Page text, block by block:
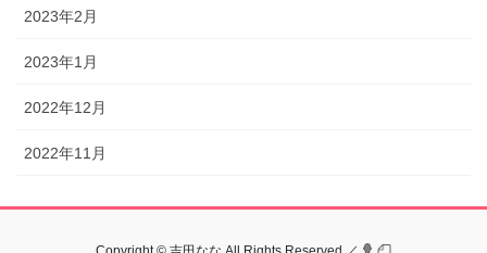
2023年2月
2023年1月
2022年12月
2022年11月